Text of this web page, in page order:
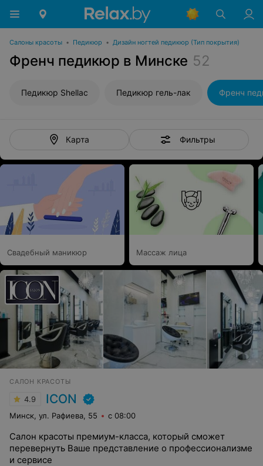
Салоны красоты • Педикюр • Дизайн ногтей педикюр (Тип покрытия)
Френч педикюр в Минске 52
Педикюр Shellac Педикюр гель-лак Френч
Карта Фильтры
Свадебный маникюр Массаж лица
САЛОН КРАСОТЫ
4.9 ICON
Минск, ул. Рафиева, 55 с 08:00
Салон красоты премиум-класса, который сможет
перевернуть Ваше представление о профессионализме
и сервисе